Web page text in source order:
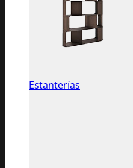
Estanterías